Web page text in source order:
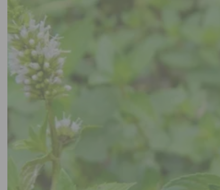
Water- en moerasplanten